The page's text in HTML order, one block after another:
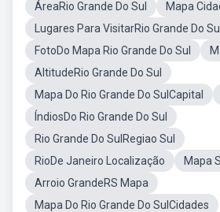
ÁreaRio Grande Do Sul
Mapa
Lugares Para VisitarRio Grande Do Sul
FotoDo Mapa Rio Grande Do Sul
AltitudeRio Grande Do Sul
Mapa Do Rio Grande Do SulCapital
ÍndiosDo Rio Grande Do Sul
Rio Grande Do SulRegiao Sul
RioDe Janeiro Localização
Mapa
Arroio GrandeRS Mapa
Mapa Do Rio Grande Do SulCidades